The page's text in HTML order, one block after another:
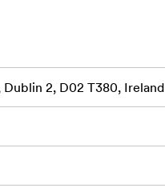
Dublin 2, D02 T380, Ireland